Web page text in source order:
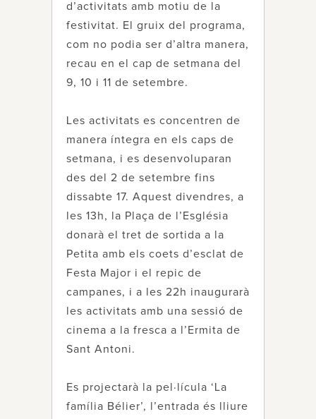
d’activitats amb motiu de la
festivitat. El gruix del programa,
com no podia ser d’altra manera,
recau en el cap de setmana del
9, 10 i 11 de setembre.
Les activitats es concentren de
manera íntegra en els caps de
setmana, i es desenvoluparan
des del 2 de setembre fins
dissabte 17. Aquest divendres, a
les 13h, la Plaça de l’Església
donarà el tret de sortida a la
Petita amb els coets d’esclat de
Festa Major i el repic de
campanes, i a les 22h inaugurarà
les activitats amb una sessió de
cinema a la fresca a l’Ermita de
Sant Antoni.
Es projectarà la pel·lícula ‘La
família Bélier’, l’entrada és lliure